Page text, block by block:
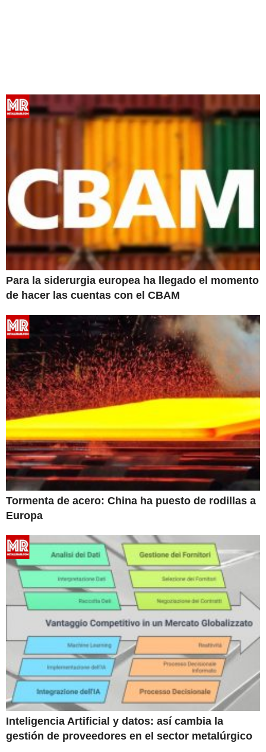
Para la siderurgia europea ha llegado el momento
de hacer las cuentas con el CBAM
Tormenta de acero: China ha puesto de rodillas a
Europa
Inteligencia Artificial y datos: así cambia la
gestión de proveedores en el sector metalúrgico